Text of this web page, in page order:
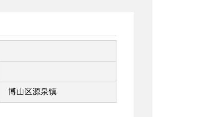
博山区源泉镇